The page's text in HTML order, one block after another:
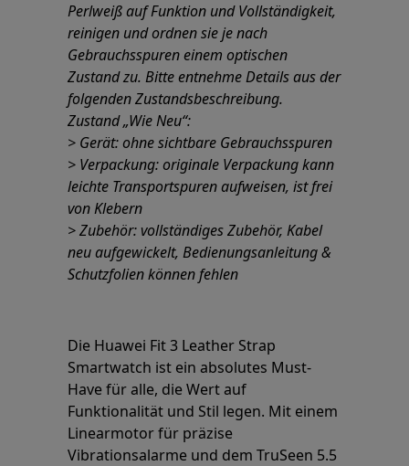
Perlweiß auf Funktion und Vollständigkeit,
reinigen und ordnen sie je nach
Gebrauchsspuren einem optischen
Zustand zu. Bitte entnehme Details aus der
folgenden Zustandsbeschreibung.
Zustand „Wie Neu“:
> Gerät: ohne sichtbare Gebrauchsspuren
> Verpackung: originale Verpackung kann
leichte Transportspuren aufweisen, ist frei
von Klebern
> Zubehör: vollständiges Zubehör, Kabel
neu aufgewickelt, Bedienungsanleitung &
Schutzfolien können fehlen
Die Huawei Fit 3 Leather Strap
Smartwatch ist ein absolutes Must-
Have für alle, die Wert auf
Funktionalität und Stil legen. Mit einem
Linearmotor für präzise
Vibrationsalarme und dem TruSeen 5.5